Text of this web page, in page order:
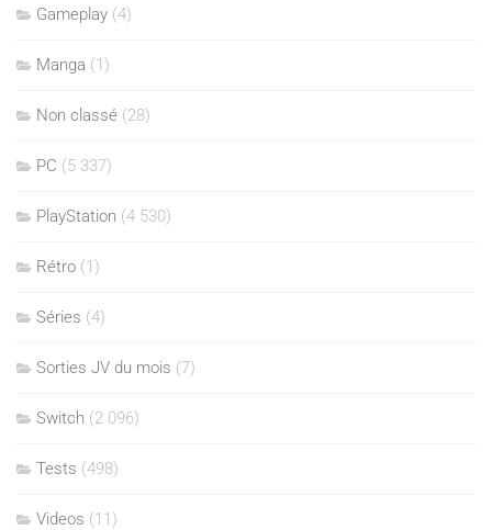
Gameplay (4)
Manga (1)
Non classé (28)
PC (5 337)
PlayStation (4 530)
Rétro (1)
Séries (4)
Sorties JV du mois (7)
Switch (2 096)
Tests (498)
Videos (11)